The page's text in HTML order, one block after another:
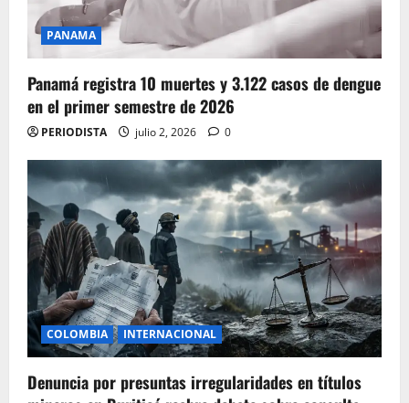
PANAMA
Panamá registra 10 muertes y 3.122 casos de dengue
en el primer semestre de 2026
PERIODISTA julio 2, 2026 0
COLOMBIA INTERNACIONAL
Denuncia por presuntas irregularidades en títulos